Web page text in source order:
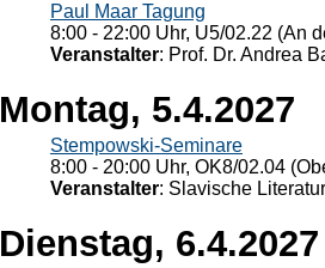
Paul Maar Tagung
8:00 - 22:00 Uhr, U5/02.22 (An
Veranstalter: Prof. Dr. Andrea
Montag, 5.4.2027
Stempowski-Seminare
8:00 - 20:00 Uhr, OK8/02.04
Veranstalter: Slavische
Dienstag, 6.4.2027